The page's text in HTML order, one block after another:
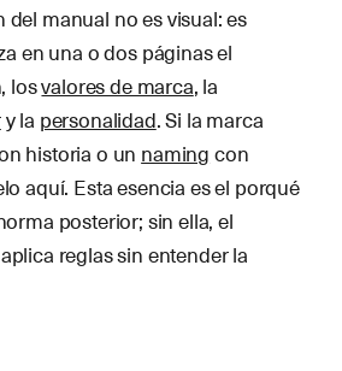
manual no es visual: es
en una o dos páginas el
losvalores de marca, la
y la personalidad. Si la marca
historia o un namingcon
aquí. Esta esencia es el porqué
posterior; sin ella, el
reglas sin entender la